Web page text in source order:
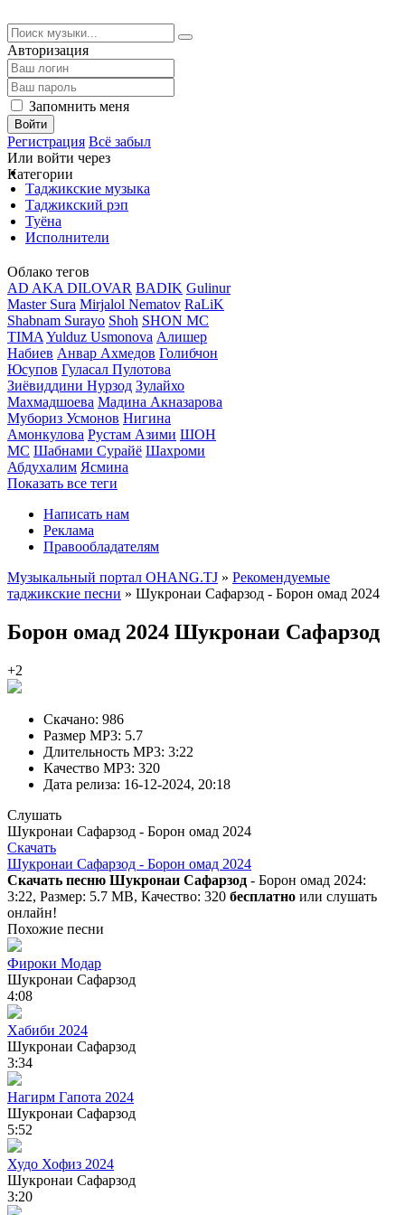
Авторизация
Запомнить меня
Войти
Регистрация Всё забыл
Или войти через
Категории
Таджикские музыка
Таджикский рэп
Туёна
Исполнители
Облако тегов
AD AKA DILOVAR BADIK Gulinur
Master Sura Mirjalol Nematov RaLiK
Shabnam Surayo Shoh SHON MC
TIMA Yulduz Usmonova Алишер
Набиев Анвар Ахмедов Голибчон
Юсупов Гуласал Пулотова
Зиёвиддини Нурзод Зулайхо
Махмадшоева Мадина Акназарова
Мубориз Усмонов Нигина
Амонкулова Рустам Азими ШОН
МС Шабнами Сурайё Шахроми
Абдухалим Ясмина
Показать все теги
Написать нам
Реклама
Правообладателям
Музыкальный портал OHANG.TJ » Рекомендуемые
таджикские песни » Шукронаи Сафарзод - Борон омад 2024
Борон омад 2024 Шукронаи Сафарзод
+2
Скачано: 986
Размер MP3: 5.7
Длительность MP3: 3:22
Качество MP3: 320
Дата релиза: 16-12-2024, 20:18
Слушать
Шукронаи Сафарзод - Борон омад 2024
Скачать
Шукронаи Сафарзод - Борон омад 2024
Скачать песню Шукронаи Сафарзод - Борон омад 2024:
3:22, Размер: 5.7 MB, Качество: 320 бесплатно или слушать
онлайн!
Похожие песни
Фироки Модар
Шукронаи Сафарзод
4:08
Хабиби 2024
Шукронаи Сафарзод
3:34
Нагирм Гапота 2024
Шукронаи Сафарзод
5:52
Худо Хофиз 2024
Шукронаи Сафарзод
3:20